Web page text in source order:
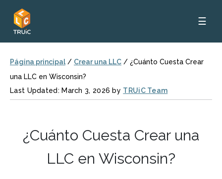
☰
Página principal / Crear una LLC / ¿Cuánto Cuesta Crear
una LLC en Wisconsin?
Last Updated: March 3, 2026 by TRUiC Team
¿Cuánto Cuesta Crear una
LLC en Wisconsin?